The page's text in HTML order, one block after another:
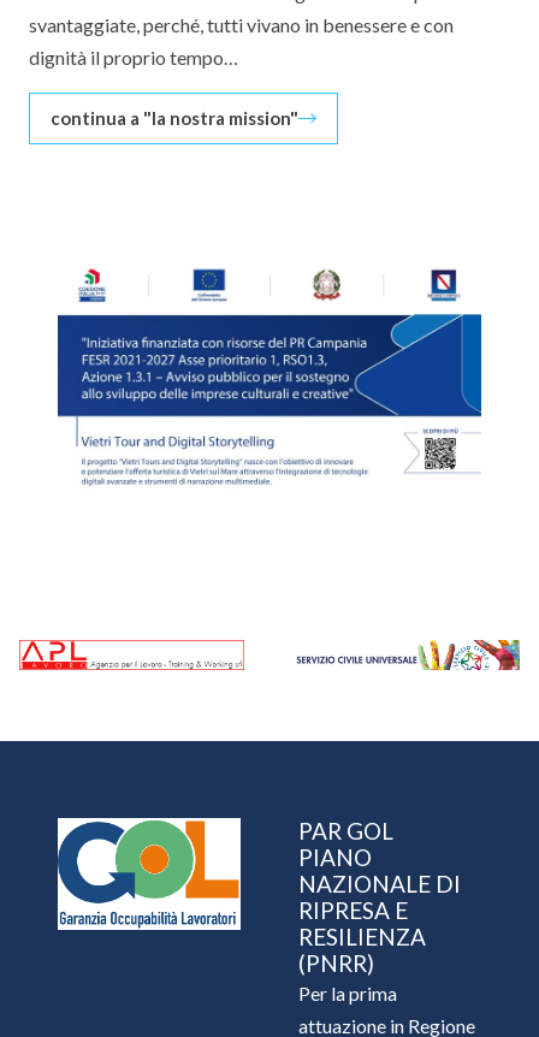
svantaggiate, perché, tutti vivano in benessere e con
dignità il proprio tempo…
continua a "la nostra mission"
PAR GOL
PIANO
NAZIONALE DI
RIPRESA E
RESILIENZA
(PNRR)
Per la prima
attuazione in Regione